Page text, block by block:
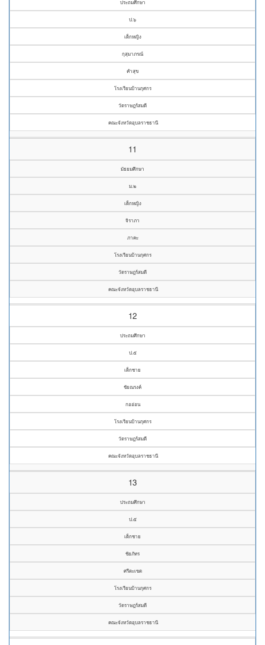
ประถมศึกษา
ป.๖
เด็กหญิง
กุสุมาภรณ์
คำสุข
โรงเรียนบ้านกุศกร
วัดราษฎร์สมดี
คณะจังหวัดอุบลราชธานี
11
มัธยมศึกษา
ม.๒
เด็กหญิง
จิราภา
ภาคะ
โรงเรียนบ้านกุศกร
วัดราษฎร์สมดี
คณะจังหวัดอุบลราชธานี
12
ประถมศึกษา
ป.๕
เด็กชาย
ชัยณรงค์
กออ่อน
โรงเรียนบ้านกุศกร
วัดราษฎร์สมดี
คณะจังหวัดอุบลราชธานี
13
ประถมศึกษา
ป.๕
เด็กชาย
ชัยภัทร
ศรีตะเขต
โรงเรียนบ้านกุศกร
วัดราษฎร์สมดี
คณะจังหวัดอุบลราชธานี